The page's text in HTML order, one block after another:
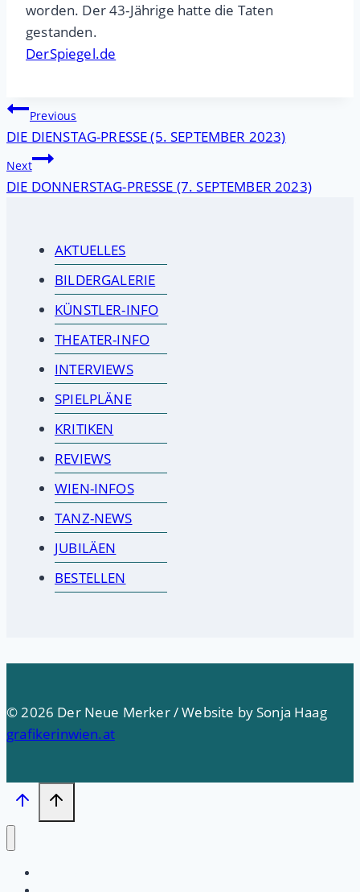
worden. Der 43-Jährige hatte die Taten
gestanden.
DerSpiegel.de
Beitragsnavigation
Previous
DIE DIENSTAG-PRESSE (5. SEPTEMBER 2023)
Next
DIE DONNERSTAG-PRESSE (7. SEPTEMBER 2023)
AKTUELLES
BILDERGALERIE
KÜNSTLER-INFO
THEATER-INFO
INTERVIEWS
SPIELPLÄNE
KRITIKEN
REVIEWS
WIEN-INFOS
TANZ-NEWS
JUBILÄEN
BESTELLEN
© 2026 Der Neue Merker / Website by Sonja Haag
grafikerinwien.at